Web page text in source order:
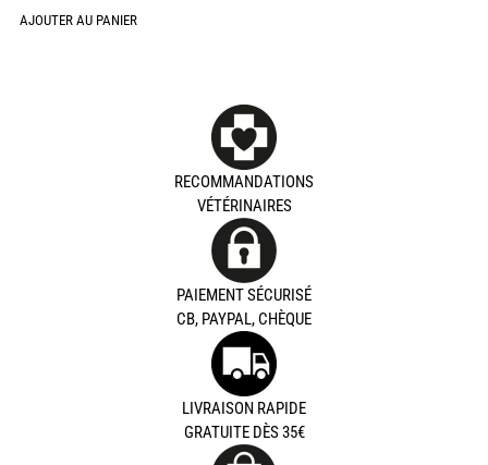
AJOUTER AU PANIER
RECOMMANDATIONS
VÉTÉRINAIRES
PAIEMENT SÉCURISÉ
CB, PAYPAL, CHÈQUE
LIVRAISON RAPIDE
GRATUITE DÈS 35€